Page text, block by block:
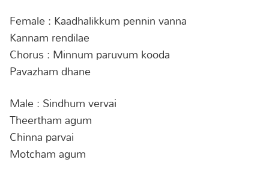
Female : Kaadhalikkum pennin vanna
Kannam rendilae
Chorus : Minnum paruvum kooda
Pavazham dhane
Male : Sindhum vervai
Theertham agum
Chinna parvai
Motcham agum